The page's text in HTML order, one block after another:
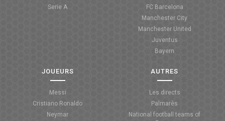
COUPE DE LA LIGUE
Serie A
FC Barcelona
Manchester City
Manchester United
Juventus
Bayern
JOUEURS
Messi
Cristiano Ronaldo
Neymar
AUTRES
Les directs
Palmarès
National football teams of